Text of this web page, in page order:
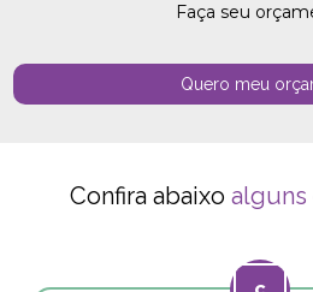
Faça seu
Quero meu
Confira abaixo